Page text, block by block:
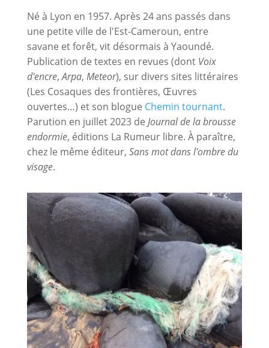
Né à Lyon en 1957. Après 24 ans passés dans
une petite ville de l'Est-Cameroun, entre
savane et forêt, vit désormais à Yaoundé.
Publication de textes en revues (dont Voix
d'encre,Arpa, Meteor), sur divers sites littéraires
(Les Cosaques des frontières, Œuvres
ouvertes…) et son blogue Chemin tournant.
Parution en juillet 2023 de Journal de la brousse
endormie, éditions La Rumeur libre. À paraître,
chez le même éditeur, Sans mot dans l'ombre du
visage.